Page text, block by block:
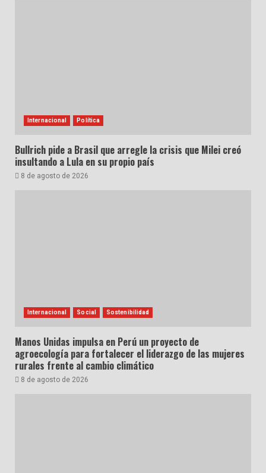
Internacional Política
Bullrich pide a Brasil que arregle la crisis que Milei creó
insultando a Lula en su propio país
8 de agosto de 2026
Internacional Social Sostenibilidad
Manos Unidas impulsa en Perú un proyecto de
agroecología para fortalecer el liderazgo de las mujeres
rurales frente al cambio climático
8 de agosto de 2026